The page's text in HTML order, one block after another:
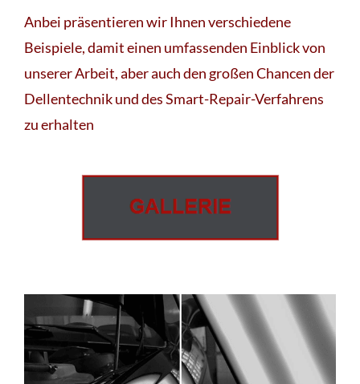
Anbei präsentieren wir Ihnen verschiedene
Beispiele, damit einen umfassenden Einblick von
unserer Arbeit, aber auch den großen Chancen der
Dellentechnik und des Smart-Repair-Verfahrens
zu erhalten